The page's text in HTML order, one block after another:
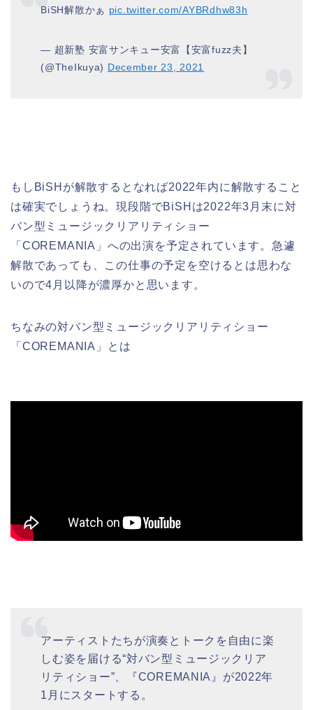
BiSH解散かぁ pic.twitter.com/AYBRdhw83h
— 超新塾 安富サンキュー安富【安富fuzz夫】
(@TheIkuya) December 23, 2021
もしBiSHが解散するとなれば2022年内に解散すること
は確実でしょうね。現段階でBiSHは2022年3月末に対
バン型ミュージックリアリティショー
「COREMANIA」への出演を予定されています。急遽
解散であっても、この仕事の予定を空けるとは思わな
いので4月以降が濃厚かと思います。
ちなみの対バン型ミュージックリアリティショー
「COREMANIA」とは
アーティストたちが演奏とトークを自由に楽
しむ姿を届ける“対バン型ミュージックリア
リティショー”、『COREMANIA』が2022年
1月にスタートする。